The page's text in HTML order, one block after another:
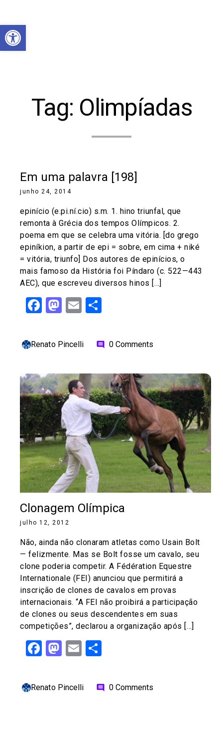
Abrir a barra de ferramentas
Tag: Olimpíadas
Em uma palavra [198]
junho 24, 2014
epinício (e.pi.ní.cio) s.m. 1. hino triunfal, que
remonta à Grécia dos tempos Olímpicos. 2.
poema em que se celebra uma vitória. [do grego
epiníkion, a partir de epi = sobre, em cima + niké
= vitória, triunfo] Dos autores de epinícios, o
mais famoso da História foi Píndaro (c. 522—443
AEC), que escreveu diversos hinos […]
Facebook
Mastodon
Email
Renato Pincelli comment 0 Comments
Clonagem Olímpica
julho 12, 2012
Não, ainda não clonaram atletas como Usain Bolt
— felizmente. Mas se Bolt fosse um cavalo, seu
clone poderia competir. A Fédération Equestre
Internationale (FEI) anunciou que permitirá a
inscrição de clones de cavalos em provas
internacionais. “A FEI não proibirá a participação
de clones ou seus descendentes em suas
competições”, declarou a organização após […]
Facebook
Mastodon
Email
Renato Pincelli comment 0 Comments